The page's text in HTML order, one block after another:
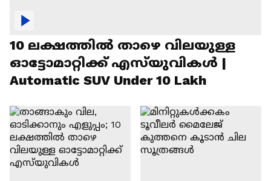
10 ലക്ഷത്തിൽ താഴെ വിലയുള്ള
ഓട്ടോമാറ്റിക്ക് എസ്‍യുവികൾ |
Automatic SUV Under 10 Lakh